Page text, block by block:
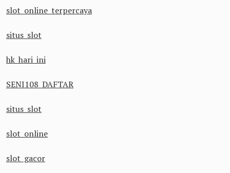
slot online terpercaya
situs slot
hk hari ini
SENI108 DAFTAR
situs slot
slot online
slot gacor